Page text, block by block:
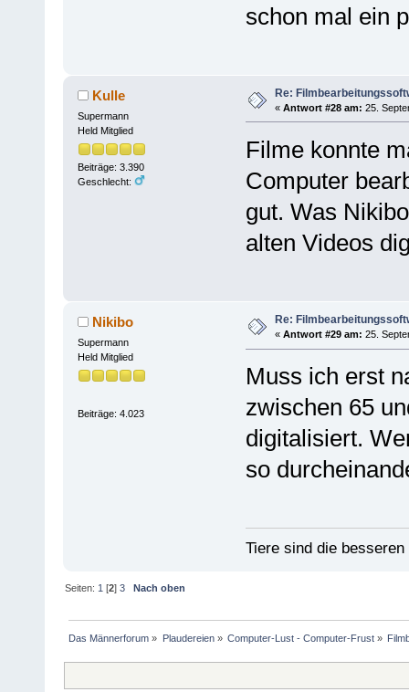
schon mal ein
Kulle
Supermann
Held Mitglied
Beiträge: 3.390
Geschlecht:
Re:
« Antwort #28 am: 25.
Filme konnte
Computer
gut. Was
alten Videos
Nikibo
Supermann
Held Mitglied
Beiträge: 4.023
Re:
« Antwort #29 am: 25.
Muss ich erst
zwischen 65
digitalisiert.
so
Tiere sind die
Seiten: 1 [2]3 Nach oben
Das Männerforum » Plaudereien» Computer-Lust - Computer-Frust»